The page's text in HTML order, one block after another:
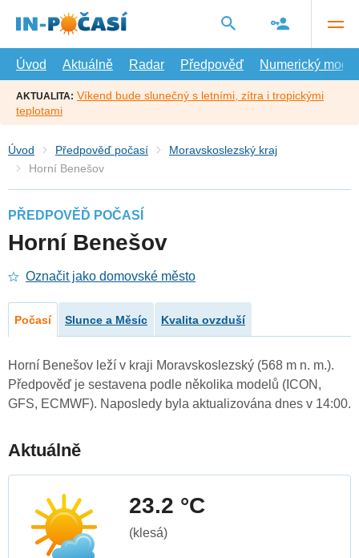
hlavní
Úvod
Aktuálně Radar Předpověď Numerický model
AKTUALITA: Víkend bude slunečný s letními, zítra i tropickými
teplotami
Úvod Předpověď počasí
Moravskoslezský kraj
Horní Benešov
PŘEDPOVĚĎ POČASÍ
Horní Benešov
Označit jako domovské město
Počasí Slunce a Měsíc Kvalita ovzduší
Horní Benešov leží v kraji Moravskoslezský (568 m n. m.).
Předpověď je sestavena podle několika modelů (ICON,
GFS, ECMWF). Naposledy byla aktualizována dnes v 14:00.
Aktuálně
23.2 °C
(klesá)